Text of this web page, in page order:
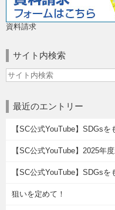
資料請求
サイト内検索
最近のエントリー
狙いを定めて！